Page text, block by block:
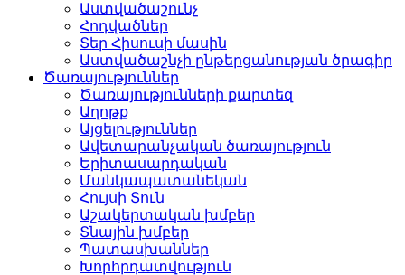
Աստվածաշունչ
Հոդվածներ
Տեր Հիսուսի մասին
Աստվածաշնչի ընթերցանության ծրագիր
Ծառայություններ
Ծառայությունների քարտեզ
Աղոթք
Այցելություններ
Ավետարանչական ծառայություն
Երիտասարդական
Մանկապատանեկան
Հույսի Տուն
Աշակերտական խմբեր
Տնային խմբեր
Պատասխաններ
Խորհրդատվություն